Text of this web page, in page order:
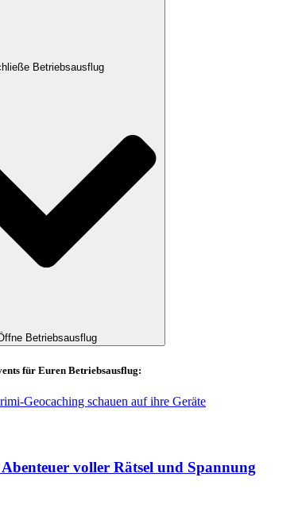
Betriebsausflug
Betriebsausflug
für Euren Betriebsausflug:
voller Rätsel und Spannung